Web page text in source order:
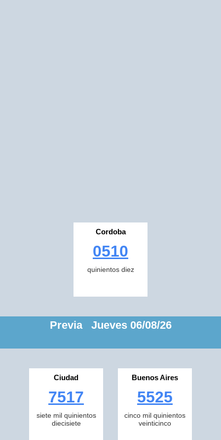
Cordoba
0510
quinientos diez
Previa Jueves 06/08/26
Ciudad
7517
siete mil quinientos
diecisiete
Buenos Aires
5525
cinco mil quinientos
veinticinco